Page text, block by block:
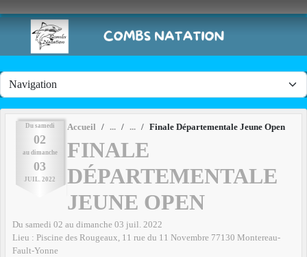
Du samedi
02
au dimanche
03
JUIL. 2022
Accueil Finale Départementale Jeune Open
FINALE
DÉPARTEMENTALE
JEUNE OPEN
Du samedi 02 au dimanche 03 juil. 2022
Lieu : Piscine des Rougeaux, 11 rue du 11 Novembre 77130 Montereau-
Fault-Yonne